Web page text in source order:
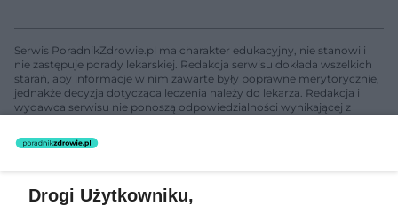
Serwis PoradnikZdrowie.pl ma charakter edukacyjny, nie stanowi i
nie zastępuje porady lekarskiej. Redakcja serwisu dokłada wszelkich
starań, aby informacje w nim zawarte były poprawne merytorycznie,
jednakże decyzja dotycząca leczenia należy do lekarza. Redakcja i
wydawca serwisu nie ponoszą odpowiedzialności wynikającej z
nie prowadzi działalności leczniczej polegającej na udzielaniu
świadczeń zdrowotnych w rozumieniu art. 3 ust 1 ustawy o
Drogi Użytkowniku,